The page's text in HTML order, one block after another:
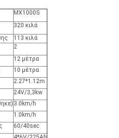
MX1000S
320 κιλά
113 κιλά
2
12 μέτρα
10 μέτρα
2.27*1.12m
24V/3,3kw
3.0km/h
1.0km/h
60/40sec